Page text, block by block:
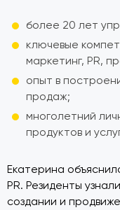
более 20 лет
ключевые
маркетинг, PR,
опыт в
продаж;
многолетний
продуктов и
Екатерина
PR. Резиденты
создании и